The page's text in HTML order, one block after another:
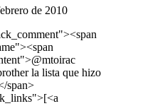
de 2010
la lista que hizo
span>